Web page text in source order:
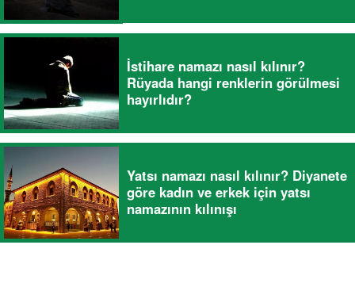
İstihare namazı nasıl kılınır?
Rüyada hangi renklerin görülmesi
hayırlıdır?
Yatsı namazı nasıl kılınır? Diyanete
göre kadın ve erkek için yatsı
namazının kılınışı